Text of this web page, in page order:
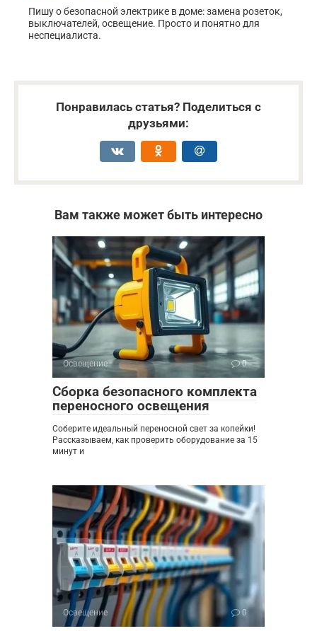
Пишу о безопасной электрике в доме: замена розеток,
выключателей, освещение. Просто и понятно для
неспециалиста.
Понравилась статья? Поделиться с
друзьями:
Вам также может быть интересно
Освещение 0
Сборка безопасного комплекта
переносного освещения
Соберите идеальный переносной свет за копейки!
Рассказываем, как проверить оборудование за 15
минут и
Освещение 0